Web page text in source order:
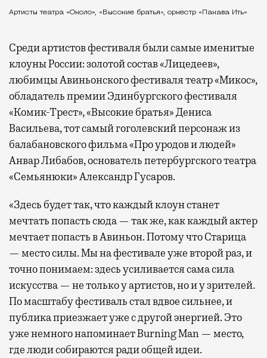
Артисты театра «Около», «Высокие братья», оркестр «Пакава Ить»
Среди артистов фестиваля были самые именитые
клоуны России: золотой состав «Лицедеев»,
любимцы Авиньонского фестиваля театр «Микос»,
обладатель премии Эдинбургского фестиваля
«Комик-Трест», «Высокие братья» Дениса
Васильева, тот самый гоголевский персонаж из
балабановского фильма «Про уродов и людей»
Анвар Либабов, основатель петербургского театра
«Семьянюки» Александр Гусаров.
«Здесь будет так, что каждый клоун станет
мечтать попасть сюда — так же, как каждый актер
мечтает попасть в Авиньон. Потому что Старица
— место силы. Мы на фестивале уже второй раз, и
точно понимаем: здесь усиливается сама сила
искусства — не только у артистов, но и у зрителей.
По масштабу фестиваль стал вдвое сильнее, и
публика приезжает уже с другой энергией. Это
уже немного напоминает Burning Man — место,
где люди собираются ради общей идеи.